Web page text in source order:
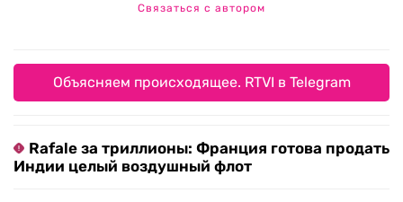
Связаться с автором
Объясняем происходящее. RTVI в Telegram
Rafale за триллионы: Франция готова продать
Индии целый воздушный флот